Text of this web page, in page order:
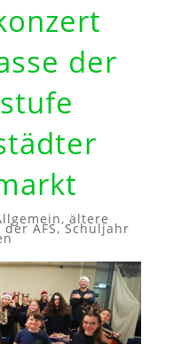
der
, ältere
AFS,Schuljahr